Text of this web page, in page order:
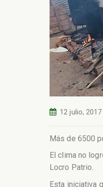
12 julio, 2017
Más de 6500
El clima no
Locro Patrio.
Esta iniciativa